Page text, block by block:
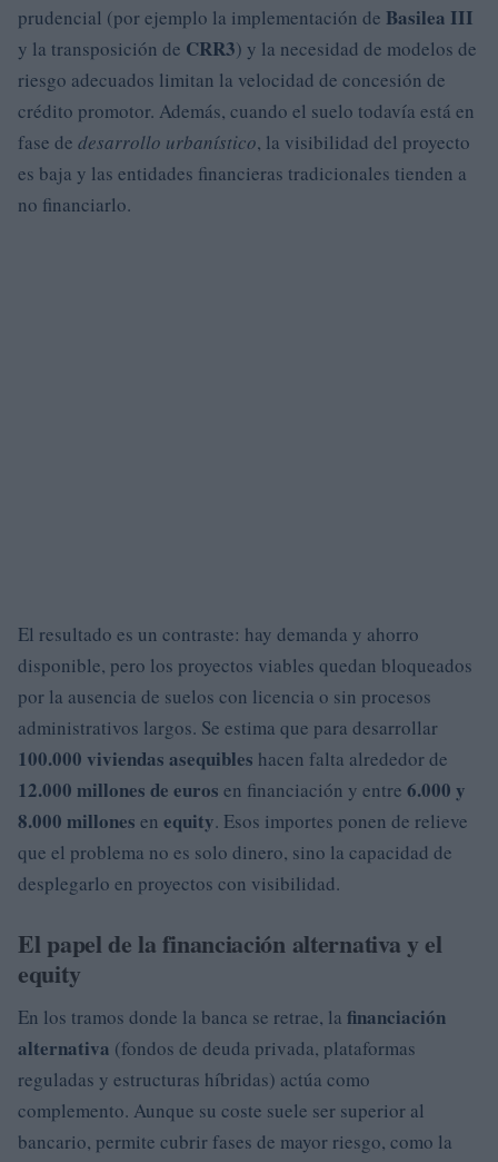
prudencial (por ejemplo la implementación de Basilea III
y la transposición de CRR3) y la necesidad de modelos de
riesgo adecuados limitan la velocidad de concesión de
crédito promotor. Además, cuando el suelo todavía está en
fase de desarrollo urbanístico, la visibilidad del proyecto
es baja y las entidades financieras tradicionales tienden a
no financiarlo.
El resultado es un contraste: hay demanda y ahorro
disponible, pero los proyectos viables quedan bloqueados
por la ausencia de suelos con licencia o sin procesos
administrativos largos. Se estima que para desarrollar
100.000 viviendas asequibles hacen falta alrededor de
12.000 millones de euros en financiación y entre 6.000 y
8.000 millones en equity. Esos importes ponen de relieve
que el problema no es solo dinero, sino la capacidad de
desplegarlo en proyectos con visibilidad.
El papel de la financiación alternativa y el
equity
En los tramos donde la banca se retrae, la financiación
alternativa (fondos de deuda privada, plataformas
reguladas y estructuras híbridas) actúa como
complemento. Aunque su coste suele ser superior al
bancario, permite cubrir fases de mayor riesgo, como la